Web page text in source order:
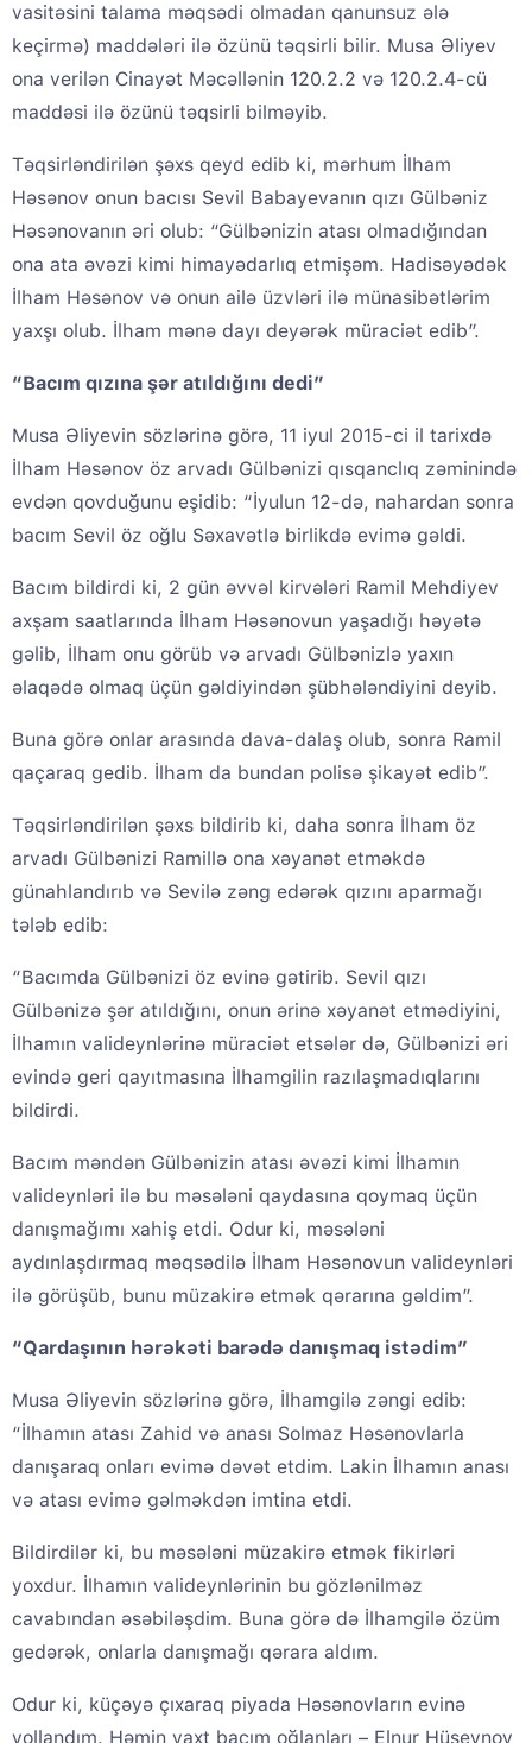
vasitəsini talama məqsədi olmadan qanunsuz ələ
keçirmə) maddələri ilə özünü təqsirli bilir. Musa Əliyev
ona verilən Cinayət Məcəllənin 120.2.2 və 120.2.4-cü
maddəsi ilə özünü təqsirli bilməyib.
Təqsirləndirilən şəxs qeyd edib ki, mərhum İlham
Həsənov onun bacısı Sevil Babayevanın qızı Gülbəniz
Həsənovanın əri olub: “Gülbənizin atası olmadığından
ona ata əvəzi kimi himayədarlıq etmişəm. Hadisəyədək
İlham Həsənov və onun ailə üzvləri ilə münasibətlərim
yaxşı olub. İlham mənə dayı deyərək müraciət edib”.
“Bacım qızına şər atıldığını dedi”
Musa Əliyevin sözlərinə görə, 11 iyul 2015-ci il tarixdə
İlham Həsənov öz arvadı Gülbənizi qısqanclıq zəminində
evdən qovduğunu eşidib: “İyulun 12-də, nahardan sonra
bacım Sevil öz oğlu Səxavətlə birlikdə evimə gəldi.
Bacım bildirdi ki, 2 gün əvvəl kirvələri Ramil Mehdiyev
axşam saatlarında İlham Həsənovun yaşadığı həyətə
gəlib, İlham onu görüb və arvadı Gülbənizlə yaxın
əlaqədə olmaq üçün gəldiyindən şübhələndiyini deyib.
Buna görə onlar arasında dava-dalaş olub, sonra Ramil
qaçaraq gedib. İlham da bundan polisə şikayət edib”.
Təqsirləndirilən şəxs bildirib ki, daha sonra İlham öz
arvadı Gülbənizi Ramillə ona xəyanət etməkdə
günahlandırıb və Sevilə zəng edərək qızını aparmağı
tələb edib:
“Bacımda Gülbənizi öz evinə gətirib. Sevil qızı
Gülbənizə şər atıldığını, onun ərinə xəyanət etmədiyini,
İlhamın valideynlərinə müraciət etsələr də, Gülbənizi əri
evində geri qayıtmasına İlhamgilin razılaşmadıqlarını
bildirdi.
Bacım məndən Gülbənizin atası əvəzi kimi İlhamın
valideynləri ilə bu məsələni qaydasına qoymaq üçün
danışmağımı xahiş etdi. Odur ki, məsələni
aydınlaşdırmaq məqsədilə İlham Həsənovun valideynləri
ilə görüşüb, bunu müzakirə etmək qərarına gəldim”.
“Qardaşının hərəkəti barədə danışmaq istədim”
Musa Əliyevin sözlərinə görə, İlhamgilə zəngi edib:
“İlhamın atası Zahid və anası Solmaz Həsənovlarla
danışaraq onları evimə dəvət etdim. Lakin İlhamın anası
və atası evimə gəlməkdən imtina etdi.
Bildirdilər ki, bu məsələni müzakirə etmək fikirləri
yoxdur. İlhamın valideynlərinin bu gözlənilməz
cavabından əsəbiləşdim. Buna görə də İlhamgilə özüm
gedərək, onlarla danışmağı qərara aldım.
Odur ki, küçəyə çıxaraq piyada Həsənovların evinə
yollandım. Həmin vaxt bacım oğlanları – Elnur Hüseynov